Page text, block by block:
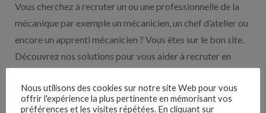
Vous cherchez à recruter un ou une professionnelle de la
mécanique par exemple un mécanicien, un chef d’atelier ou
encore un apprenti mécanicien ? Vous êtes sur le bon site.
Découvrez nos solutions pour vous aider à recruter en
Nous utilisons des cookies sur notre site Web pour vous
offrir l'expérience la plus pertinente en mémorisant vos
préférences et les visites répétées. En cliquant sur